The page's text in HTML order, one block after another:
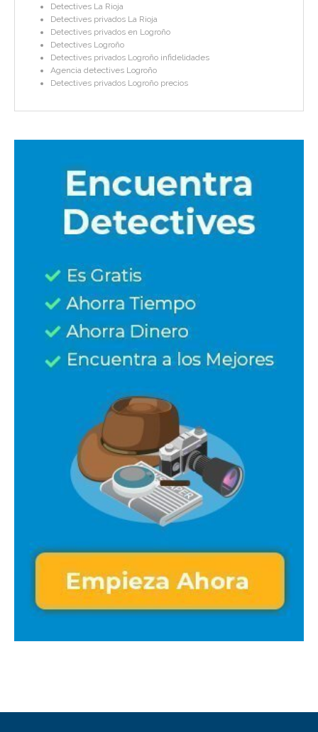
Detectives La Rioja
Detectives privados La Rioja
Detectives privados en Logroño
Detectives Logroño
Detectives privados Logroño infidelidades
Agencia detectives Logroño
Detectives privados Logroño precios